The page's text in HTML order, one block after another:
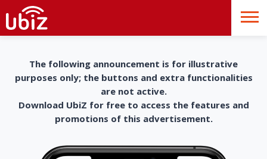
The following announcement is for illustrative
purposes only; the buttons and extra functionalities
are not active.
Download UbiZ for free to access the features and
promotions of this advertisement.